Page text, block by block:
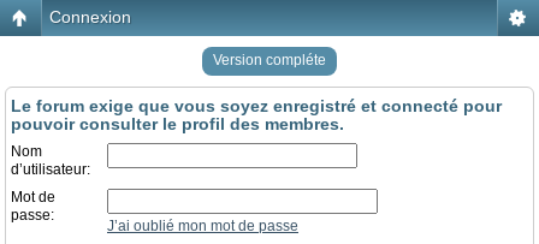
Connexion
Version compléte
Le forum exige que vous soyez enregistré et connecté pour
pouvoir consulter le profil des membres.
Nom
d’utilisateur:
Mot de
passe:
J’ai oublié mon mot de passe